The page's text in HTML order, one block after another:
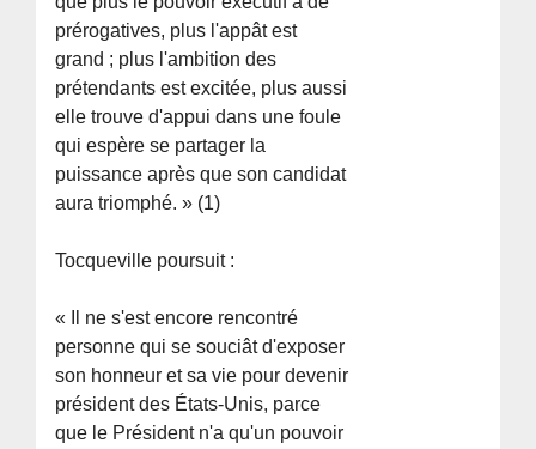
prérogatives, plus l'appât est
grand ; plus l'ambition des
prétendants est excitée, plus aussi
elle trouve d'appui dans une foule
qui espère se partager la
puissance après que son candidat
aura triomphé. » (1)
Tocqueville poursuit :
« Il ne s'est encore rencontré
personne qui se souciât d'exposer
son honneur et sa vie pour devenir
président des États-Unis, parce
que le Président n'a qu'un pouvoir